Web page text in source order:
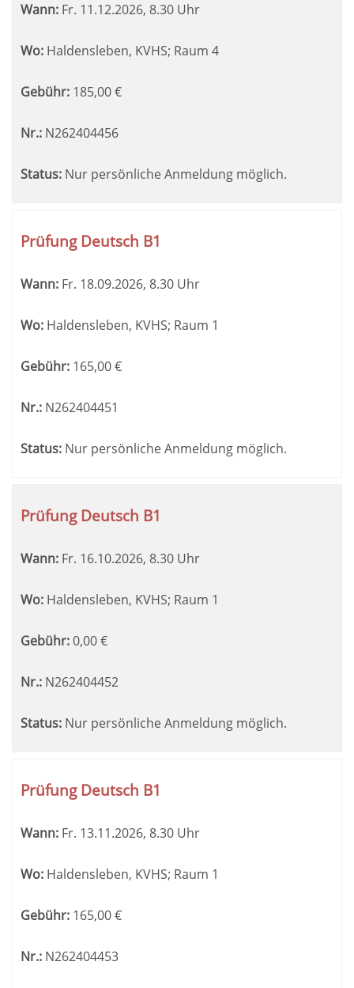
Wann: Fr. 11.12.2026, 8.30 Uhr
Wo: Haldensleben, KVHS; Raum 4
Gebühr: 185,00€
Nr.: N262404456
Status: Nur persönliche Anmeldung möglich.
Prüfung Deutsch B1
Wann: Fr. 18.09.2026, 8.30 Uhr
Wo: Haldensleben, KVHS; Raum 1
Gebühr: 165,00€
Nr.: N262404451
Status: Nur persönliche Anmeldung möglich.
Prüfung Deutsch B1
Wann: Fr. 16.10.2026, 8.30 Uhr
Wo: Haldensleben, KVHS; Raum 1
Gebühr:0,00€
Nr.: N262404452
Status: Nur persönliche Anmeldung möglich.
Prüfung Deutsch B1
Wann: Fr. 13.11.2026, 8.30 Uhr
Wo: Haldensleben, KVHS; Raum 1
Gebühr: 165,00€
Nr.: N262404453